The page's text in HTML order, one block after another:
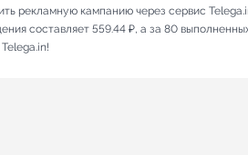
рекламную кампанию через сервис
составляет 559.44 ₽, а за 80